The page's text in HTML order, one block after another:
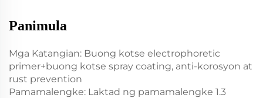
Panimula
Mga Katangian: Buong kotse electrophoretic
primer+buong kotse spray coating, anti-korosyon at
rust prevention
Pamamalengke: Laktad ng pamamalengke 1.3